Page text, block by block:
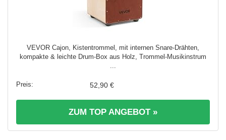
VEVOR Cajon, Kistentrommel, mit internen Snare-Drähten,
kompakte & leichte Drum-Box aus Holz, Trommel-Musikinstrum
...
52,90 €
ZUM TOP ANGEBOT »